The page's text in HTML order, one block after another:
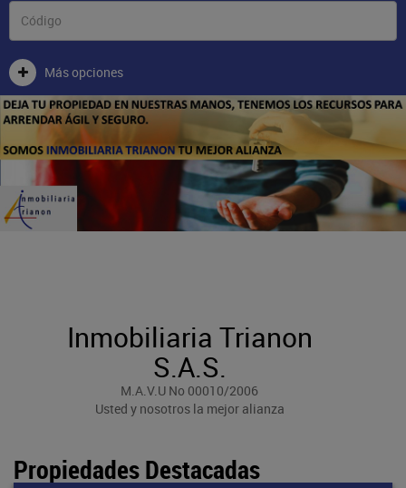
Más opciones
Inmobiliaria Trianon
S.A.S.
M.A.V.U No 00010/2006
Usted y nosotros la mejor alianza
Propiedades Destacadas